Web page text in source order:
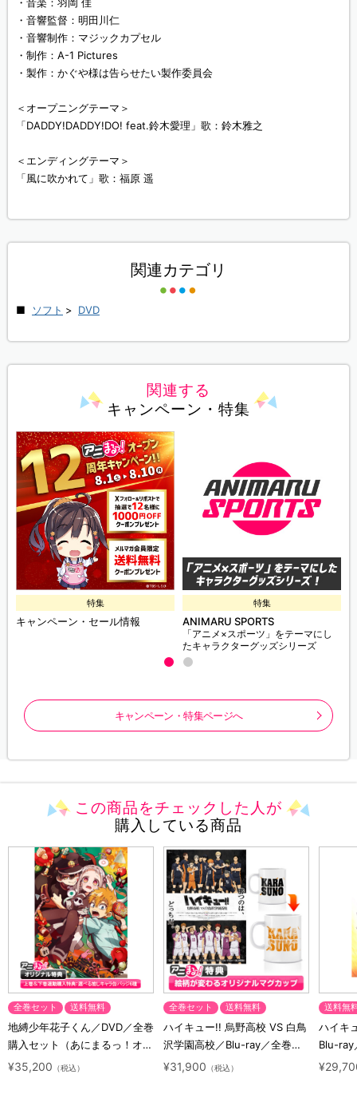
・音響監督：明田川仁
・音響制作：マジックカプセル
・制作：A-1 Pictures
・製作：かぐや様は告らせたい製作委員会
＜オープニングテーマ＞
「DADDY!DADDY!DO! feat.鈴木愛理」歌：鈴木雅之
＜エンディングテーマ＞
「風に吹かれて」歌：福原 遥
関連カテゴリ
ソフト > DVD
関連する
キャンペーン・特集
特集
キャンペーン・セール情報
特集
ANIMARU SPORTS
「アニメ×スポーツ」をテーマにし
たキャラクターグッズシリーズ
キャンペーン・特集ページへ
この商品をチェックした人が
購入している商品
全巻セット 送料無料
地縛少年花子くん／DVD／全巻
購入セット（あにまるっ！オリ
ジナル特典付き・送料無料）
¥35,200 （税込）
全巻セット 送料無料
ハイキュー!! 烏野高校 VS 白鳥
沢学園高校／Blu-ray／全巻セ
ット（初回生産限定・アニまる
¥31,900 （税込）
送料無
ハイキ
Blu-ray
ト（初